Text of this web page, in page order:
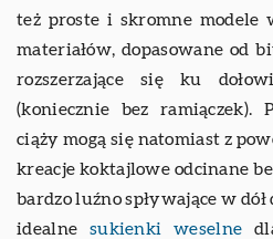
też proste i skromne modele
materiałów, dopasowane od
rozszerzające się ku
(koniecznie bez ramiączek).
ciąży mogą się natomiast z
kreacje koktajlowe odcinane
bardzo luźno spływające w
idealne sukienki weselne